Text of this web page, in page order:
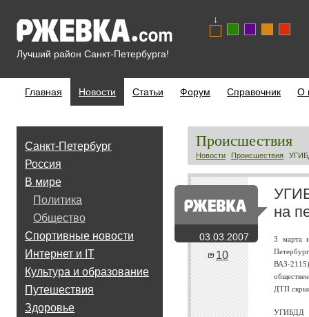
Лучший район Санкт-Петербурга!
↓
Главная Новости Статьи Форум Справочник О
Санкт-Петербург
Россия
В мире
Политика
Общество
Спортивные новости
Интернет и IT
Культура и образование
Путешествия
Здоровье
Происшествия
Новости Происшествия
03.03.2007
10
на
3 марта
ВАЗ-
ДТП
УГИБДД